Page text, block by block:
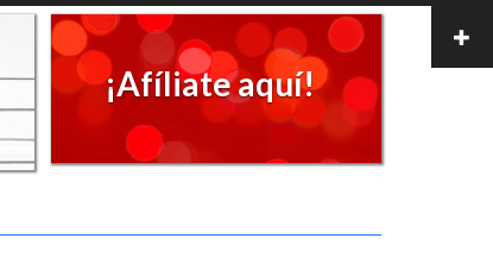
¡Afíliate aquí!